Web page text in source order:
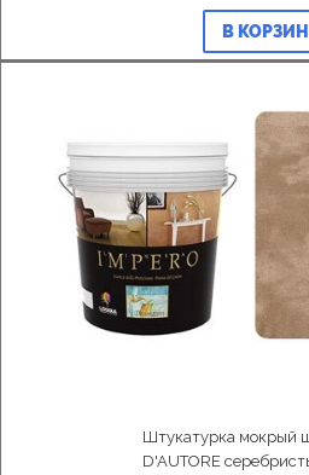
В
Штукатурка мокрый
D'AUTORE